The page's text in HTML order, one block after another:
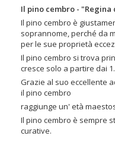
Il pino cembro -
Il pino cembro è
soprannome, perché da
per le sue proprietà
Il pino cembro si trova
cresce solo a partire dai
Grazie al suo eccellente
il pino cembro
raggiunge un' età
Il pino cembro è sempre
curative.